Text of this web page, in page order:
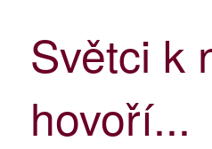
Světci k
hovoří...